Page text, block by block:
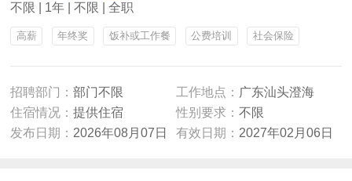
不限 | 1年 | 不限 | 全职
高薪 年终奖 饭补或工作餐 公费培训 社会保险
招聘部门： 部门不限 工作地点： 广东汕头澄海
住宿情况： 提供住宿 性别要求： 不限
发布日期： 2026年08月07日 有效日期： 2027年02月06日